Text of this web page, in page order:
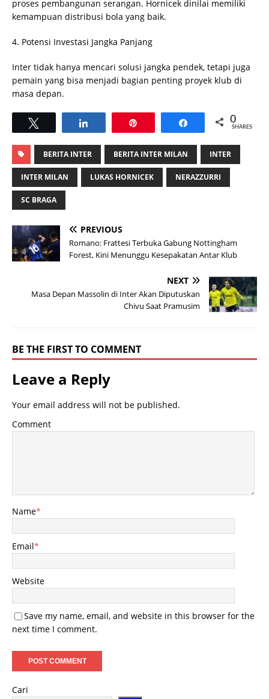
proses pembangunan serangan. Hornicek dinilai memiliki
kemampuan distribusi bola yang baik.
4. Potensi Investasi Jangka Panjang
Inter tidak hanya mencari solusi jangka pendek, tetapi juga
pemain yang bisa menjadi bagian penting proyek klub di
masa depan.
Share 0
SHARES
BERITA INTER BERITA INTER MILAN INTER
INTER MILAN LUKAS HORNICEK NERAZZURRI
SC BRAGA
PREVIOUS
Romano: Frattesi Terbuka Gabung Nottingham
Forest, Kini Menunggu Kesepakatan Antar Klub
NEXT
Masa Depan Massolin di Inter Akan Diputuskan
Chivu Saat Pramusim
BE THE FIRST TO COMMENT
Leave a Reply
Your email address will not be published.
Comment
Name*
Email*
Website
Save my name, email, and website in this browser for the
next time I comment.
Cari